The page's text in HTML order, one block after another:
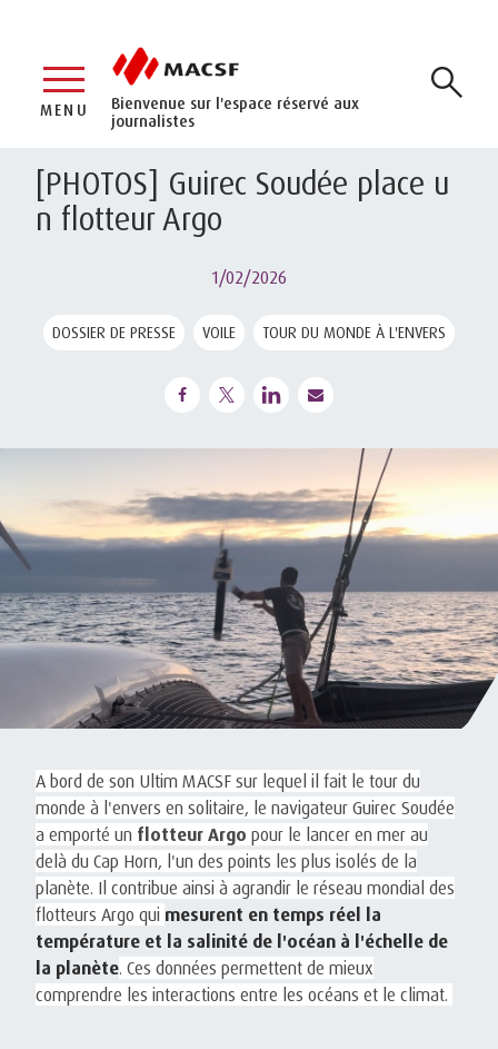
Bienvenue sur l'espace réservé aux
journalistes
MENU
[PHOTOS] Guirec Soudée place u
n flotteur Argo
1/02/2026
DOSSIER DE PRESSE VOILE TOUR DU MONDE À L'ENVERS
A bord de son Ultim MACSF sur lequel il fait le tour du
monde à l'envers en solitaire, le navigateur Guirec Soudée
a emporté un flotteur Argo pour le lancer en mer au
delà du Cap Horn, l'un des points les plus isolés de la
planète. Il contribue ainsi à agrandir le réseau mondial des
flotteurs Argo qui mesurent en temps réel la
température et la salinité de l'océan à l'échelle de
la planète. Ces données permettent de mieux
comprendre les interactions entre les océans et le climat.